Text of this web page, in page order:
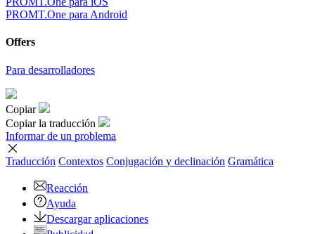
PROMT.One para Android
Offers
Para desarrolladores
Copiar
Copiar la traducción
Informar de un problema
Traducción Contextos Conjugación y declinación Gramática
Reacción
Ayuda
Descargar aplicaciones